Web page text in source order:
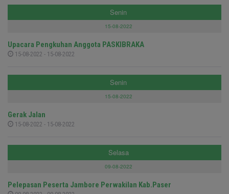
Senin
15-08-2022
Upacara Pengkuhan Anggota PASKIBRAKA
15-08-2022 - 15-08-2022
Senin
15-08-2022
Gerak Jalan
15-08-2022 - 15-08-2022
Selasa
09-08-2022
Pelepasan Peserta Jambore Perwakilan Kab.Paser